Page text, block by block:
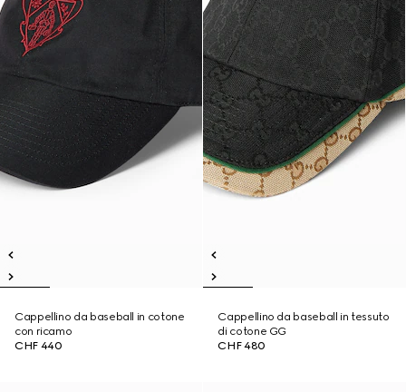
Cappellino da baseball in cotone
con ricamo
CHF 440
Cappellino da baseball in tessuto
di cotone GG
CHF 480